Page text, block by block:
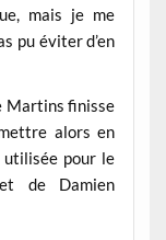
mais je me
pu éviter d’en
Martins finisse
alors en
pour le
de Damien